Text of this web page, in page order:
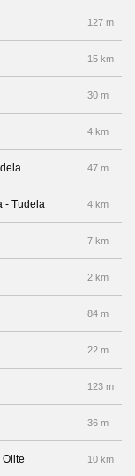
127 m
15 km
30 m
4 km
47 m
- Tudela 4 km
7 km
2 km
84 m
22 m
123 m
36 m
10 km